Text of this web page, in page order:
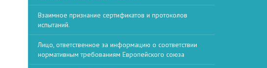
Взаимное признание сертификатов и протоколов
испытаний.
Лицо, ответственное за информацию о соответствии
нормативным требованиям Европейского союза